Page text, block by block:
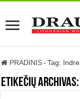
PRADINIS - Tag:
Etikečių archivas: